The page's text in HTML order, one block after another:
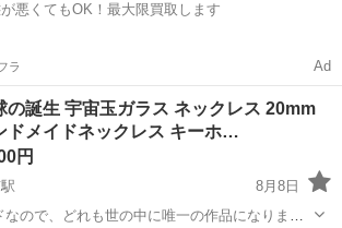
悪くてもOK！最大限買取します
ラ Ad
の誕生 宇宙玉ガラス ネックレス 20mm
ドメイドネックレス キーホ…
円
8月8日
ので、どれも世の中に唯一の作品になりま